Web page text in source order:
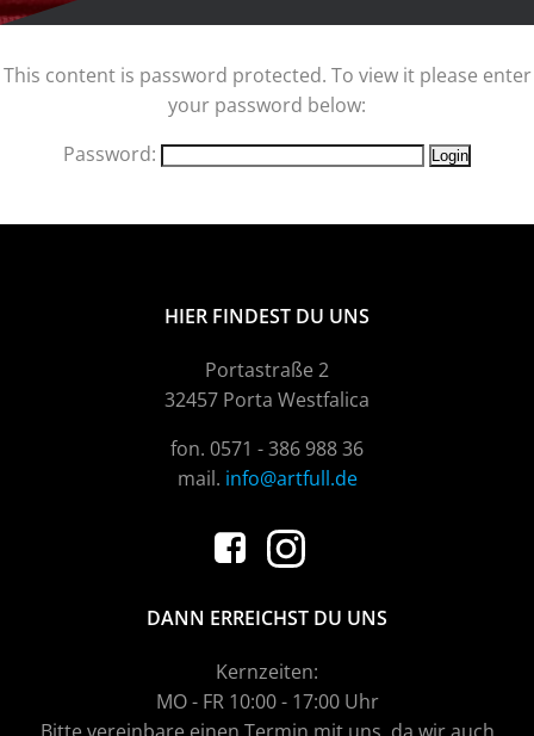
This content is password protected. To view it please enter
your password below:
Password:
HIER FINDEST DU UNS
Portastraße 2
32457 Porta Westfalica
fon. 0571 - 386 988 36
mail. info@artfull.de
DANN ERREICHST DU UNS
Kernzeiten:
MO - FR 10:00 - 17:00 Uhr
Bitte vereinbare einen Termin mit uns, da wir auch